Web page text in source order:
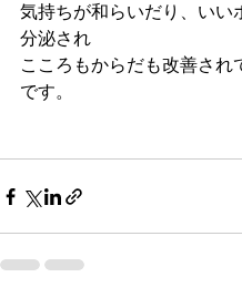
気持ちが和らいだり、いい
分泌され
こころもからだも改善され
です。